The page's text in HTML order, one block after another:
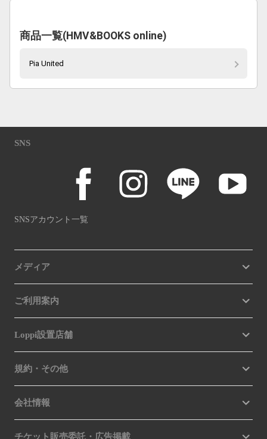
商品一覧(HMV&BOOKS online)
Pia United
SNS
SNSアカウント一覧
メディア
ご利用案内
Loppi設置店舗
規約・その他
会社情報
チケット販売委託・広告掲載